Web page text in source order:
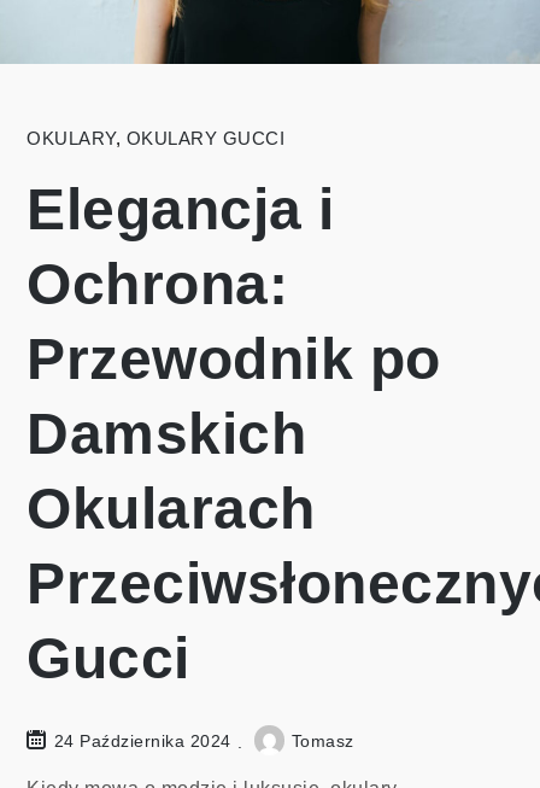
OKULARY, OKULARY GUCCI
Elegancja i
Ochrona:
Przewodnik po
Damskich
Okularach
Gucci
24 Października 2024 Tomasz